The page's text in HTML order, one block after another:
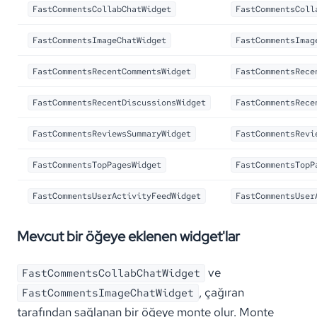
FastCommentsCollabChatWidget
FastCommentsImageChatWidget
FastCommentsRecentCommentsWidget
FastCommentsRecentDiscussionsWidget
FastCommentsReviewsSummaryWidget
FastCommentsTopPagesWidget
FastCommentsUserActivityFeedWidget
Mevcut bir öğeye eklenen widget'lar
FastCommentsCollabChatWidget ve
FastCommentsImageChatWidget , çağıran
tarafından sağlanan bir öğeye monte olur. Monte